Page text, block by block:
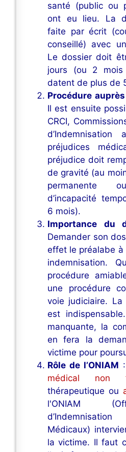
santé (public ou
ont eu lieu. La
faite par écrit
conseillé) avec
Le dossier doit
jours (ou 2
datent de plus de
Procédure
Il est ensuite
CRCI,
préjudices
préjudice doit
de gravité (au
permanente
d’incapacité
6 mois).
Importance du
Demander son
effet le préalabe
indemnisation.
procédure
une procédure
voie judiciaire.
est
manquante, la
en fera la
victime pour
Rôle de l’ONIAM
médical non
thérapeutique ou
l'ONIAM
Médicaux)
la victime. Il faut